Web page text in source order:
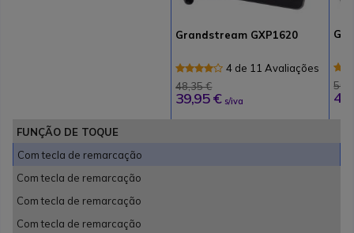
Grandstream GXP1620
4 de 11 Avaliações
48,35 €
39,95 € s/iva
FUNÇÃO DE TOQUE
Com tecla de remarcação
Com tecla de remarcação
Com tecla de remarcação
Com tecla de remarcação